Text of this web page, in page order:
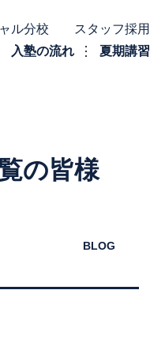
ル分校
スタッフ採用
入塾の流れ 夏期講習
の皆様
BLOG